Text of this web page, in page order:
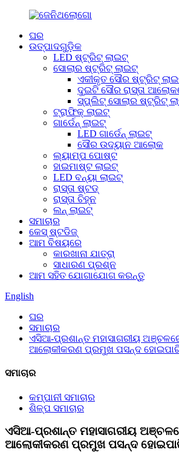
ଘର
ଉତ୍ପାଦଗୁଡ଼ିକ
LED ଷ୍ଟ୍ରିଟ୍ ଲାଇଟ୍
ସୋଲାର ଷ୍ଟ୍ରିଟ୍ ଲାଇଟ୍
ଏକୀକୃତ ସୌର ଷ୍ଟ୍ରିଟ୍
ଦୁଇଟି ସୌର ରାସ୍ତା
ସ୍ପ୍ଲିଟ୍ ସୋଲାର ଷ୍ଟ୍ରିଟ୍
ଟ୍ରାଫିକ୍ ଲାଇଟ୍
ଗାର୍ଡେନ୍ ଲାଇଟ୍
LED ଗାର୍ଡେନ୍ ଲାଇଟ୍
ସୌର ଉଦ୍ୟାନ ଆଲୋକ
ଲ୍ୟାମ୍ପ ପୋଷ୍ଟ
ହାଇମାଷ୍ଟ ଲାଇଟ୍
LED ବନ୍ୟା ଲାଇଟ୍
ରାସ୍ତା ଷ୍ଟଡ୍
ରାସ୍ତା ଚିହ୍ନ
ଲନ୍ ଲାଇଟ୍
ସମାଚାର
କେସ୍ ଷ୍ଟଡିଜ୍
ଆମ ବିଷୟରେ
କାରଖାନା ଯାତ୍ରା
ସାଧାରଣ ପ୍ରଶ୍ନ
ଆମ ସହିତ ଯୋଗାଯୋଗ କରନ୍ତୁ
English
ଘର
ସମାଚାର
ଏସିଆ-ପ୍ରଶାନ୍ତ ମହାସାଗରୀୟ
ଆଲୋକୀକରଣ ପ୍ରମୁଖ ପସନ୍ଦ
ସମାଚାର
କମ୍ପାନୀ ସମାଚାର
ଶିଳ୍ପ ସମାଚାର
ଏସିଆ-ପ୍ରଶାନ୍ତ ମହାସାଗରୀୟ
ଆଲୋକୀକରଣ ପ୍ରମୁଖ ପସନ୍ଦ